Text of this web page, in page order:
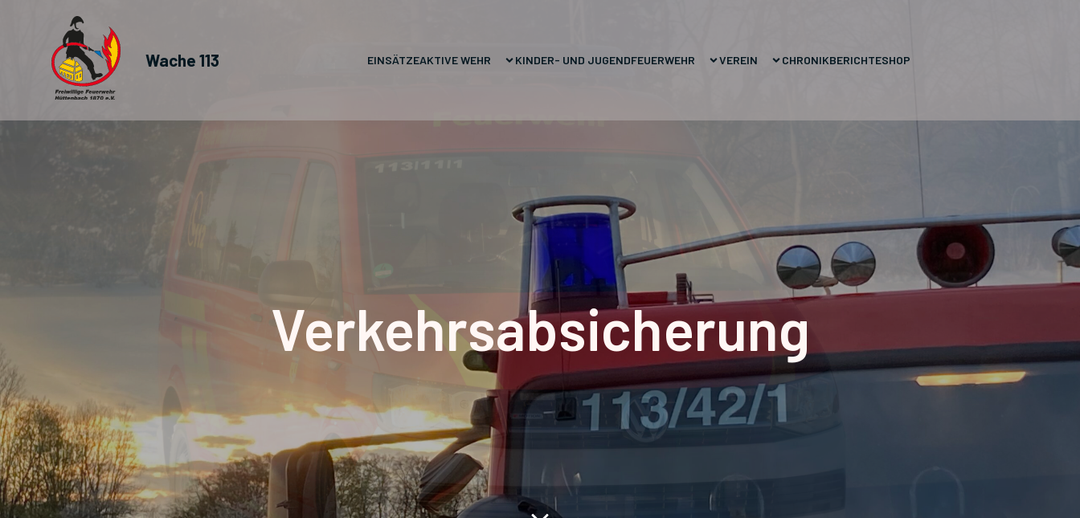
Wache 113 EINSÄTZEAKTIVE WEHR KINDER- UND JUGENDFEUERWEHR VEREIN CHRONIKBERICHTESHOP
Verkehrsabsicherung